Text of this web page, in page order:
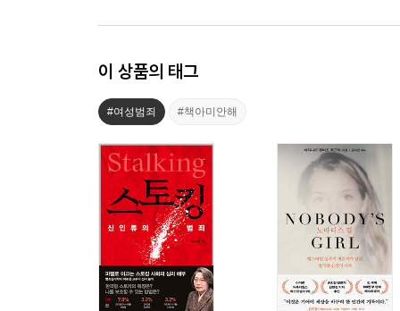
이 상품의 태그
#여성범죄 #책아미안해